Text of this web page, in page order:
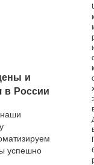
и
в России
успешно